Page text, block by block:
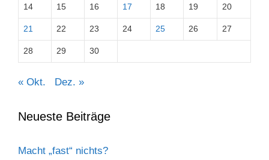
14 15 16 17 18 19 20
21 22 23 24 25 26 27
28 29 30
« Okt. Dez. »
Neueste Beiträge
Macht „fast“ nichts?